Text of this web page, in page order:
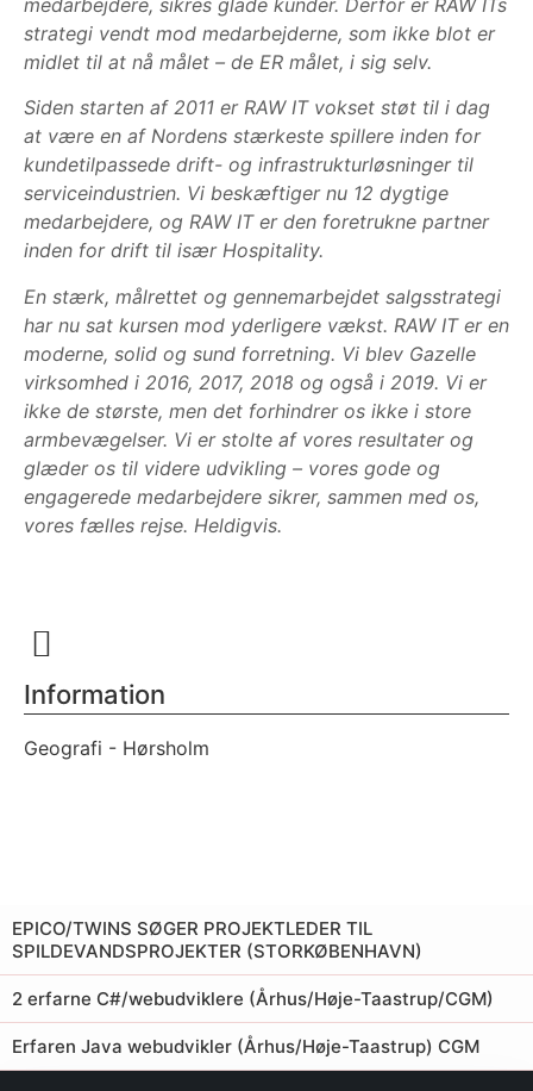
strategi vendt mod medarbejderne, som ikke blot er
midlet til at nå målet – de ER målet, i sig selv.
Siden starten af 2011 er RAW IT vokset støt til i dag
at være en af Nordens stærkeste spillere inden for
kundetilpassede drift- og infrastrukturløsninger til
serviceindustrien. Vi beskæftiger nu 12 dygtige
medarbejdere, og RAW IT er den foretrukne partner
inden for drift til især Hospitality.
En stærk, målrettet og gennemarbejdet salgsstrategi
har nu sat kursen mod yderligere vækst. RAW IT er en
moderne, solid og sund forretning. Vi blev Gazelle
virksomhed i 2016, 2017, 2018 og også i 2019. Vi er
ikke de største, men det forhindrer os ikke i store
armbevægelser. Vi er stolte af vores resultater og
glæder os til videre udvikling – vores gode og
engagerede medarbejdere sikrer, sammen med os,
vores fælles rejse. Heldigvis.
Information
Geografi - Hørsholm
EPICO/TWINS SØGER PROJEKTLEDER TIL
SPILDEVANDSPROJEKTER (STORKØBENHAVN)
2 erfarne C#/webudviklere (Århus/Høje-Taastrup/CGM)
Erfaren Java webudvikler (Århus/Høje-Taastrup) CGM